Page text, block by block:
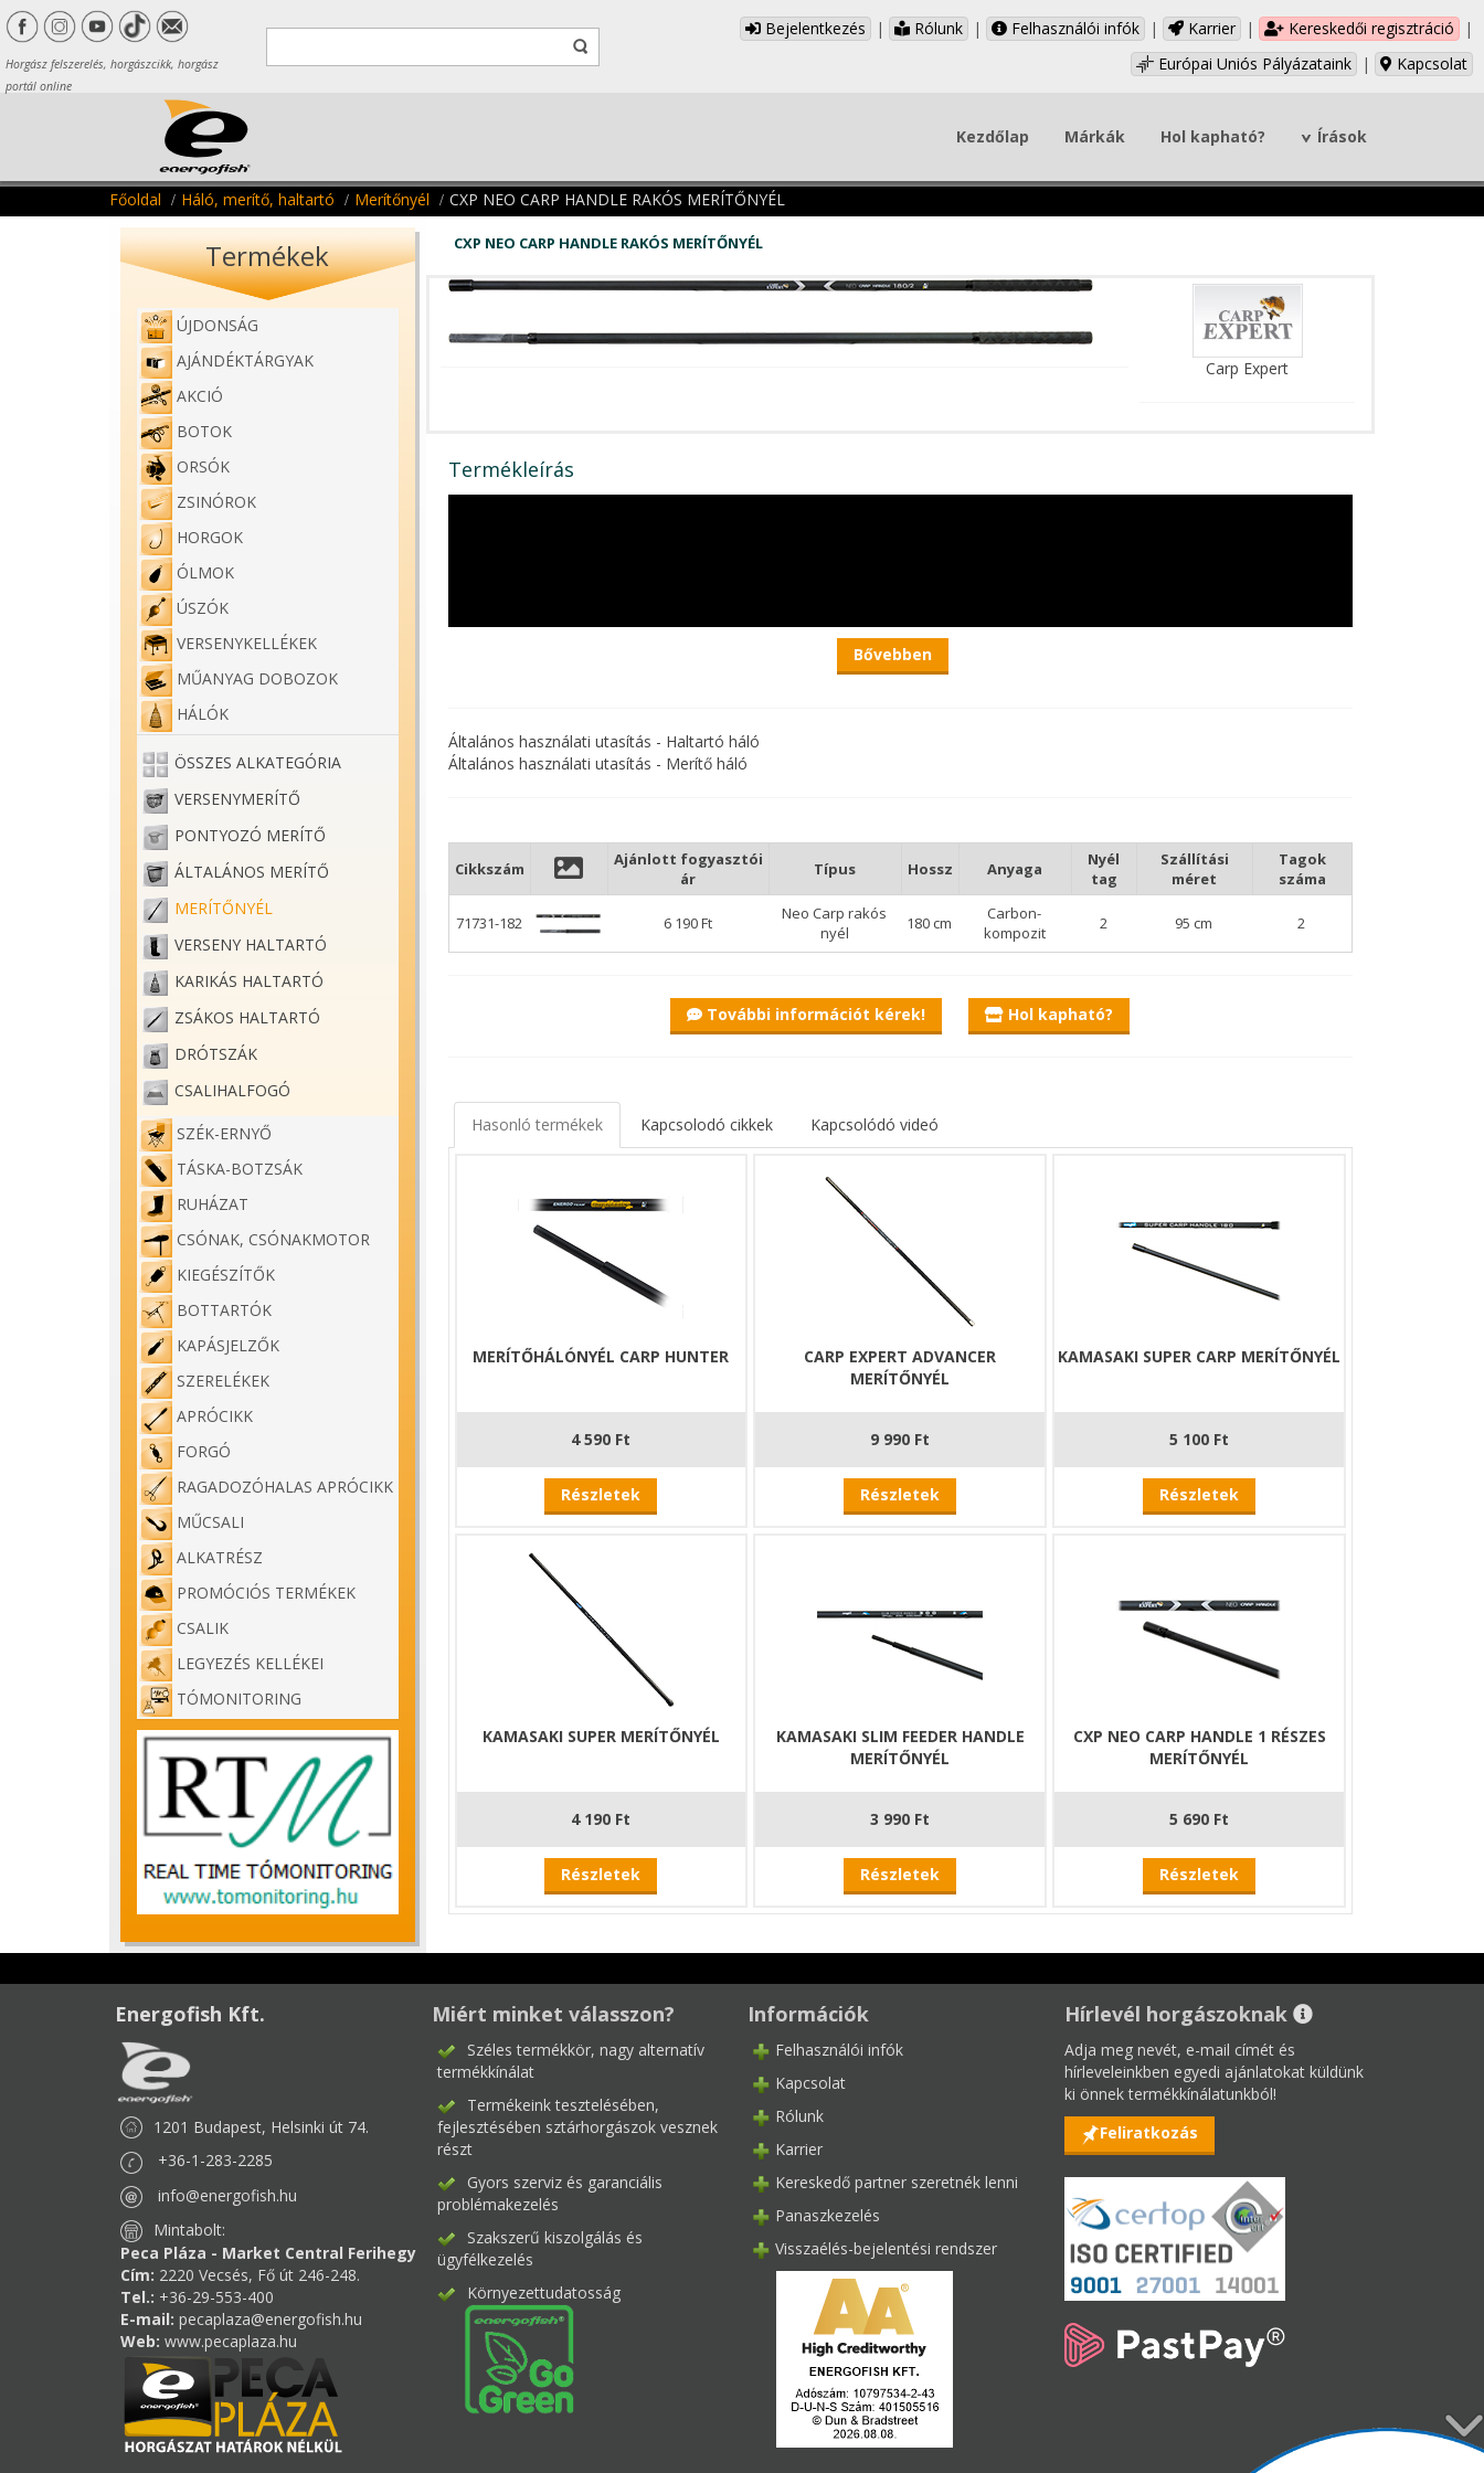
Horgász felszerelés, horgászcikk, horgász
portál online
Bejelentkezés | Rólunk | Felhasználói infók | Karrier | Kereskedői regisztráció
|
Európai Uniós Pályázataink
| Kapcsolat
Kezdőlap Márkák Hol kapható? Írások
Főoldal Háló, merítő, haltartó Merítőnyél CXP NEO CARP HANDLE RAKÓS MERÍTŐNYÉL
Termékek
ÚJDONSÁG
AJÁNDÉKTÁRGYAK
AKCIÓ
BOTOK
ORSÓK
ZSINÓROK
HORGOK
ÓLMOK
ÚSZÓK
VERSENYKELLÉKEK
MŰANYAG DOBOZOK
HÁLÓK
ÖSSZES ALKATEGÓRIA
VERSENYMERÍTŐ
PONTYOZÓ MERÍTŐ
ÁLTALÁNOS MERÍTŐ
MERÍTŐNYÉL
VERSENY HALTARTÓ
KARIKÁS HALTARTÓ
ZSÁKOS HALTARTÓ
DRÓTSZÁK
CSALIHALFOGÓ
SZÉK-ERNYŐ
TÁSKA-BOTZSÁK
RUHÁZAT
CSÓNAK, CSÓNAKMOTOR
KIEGÉSZÍTŐK
BOTTARTÓK
KAPÁSJELZŐK
SZERELÉKEK
APRÓCIKK
FORGÓ
RAGADOZÓHALAS APRÓCIKK
MŰCSALI
ALKATRÉSZ
PROMÓCIÓS TERMÉKEK
CSALIK
LEGYEZÉS KELLÉKEI
TÓMONITORING
CXP NEO CARP HANDLE RAKÓS MERÍTŐNYÉL
Carp Expert
Termékleírás
Ha valaki használt már rakós merítőnyelet, az tudja, hogy azonos átmérő mellett sokkal merevebb egy teleszkópos nyélhez
halat, akkor nem fog a nagy ellenállástól meghajolni a nyél és elmenekülni a hal, hanem sikeresen partra segíthetjük.
A rakós nyél további előnye, hogy nem kell teljes hosszban használni. Például egy csónakban horgászva kevés hely áll
rendelkezésünkre, így csak kihúzunk belőle egy tagot és máris kényelmesen meríthetünk.
A tagok végei erősítve vannak, így a nyél nélkül használva sem tudjuk összeroppantani a kezünkben lévő részt.
A Carbon alapanyag nagyon erőssé, ám mégis könnyűvé teszi. A menetes vége minden merítőfejjel passzol! Ráadásul a
ragasztás mellett egy plusz csavar is rögzíti a taghoz, ami meggátolja a kicsúszást.
Bővebben
Általános használati utasítás - Haltartó háló
Általános használati utasítás - Merítő háló
Cikkszám
Ajánlott fogyasztói
ár
Típus Hossz Anyaga
Nyél
tag
Szállítási
méret
Tagok
száma
71731-182 6 190 Ft
Neo Carp rakós
nyél
180 cm
Carbon-
kompozit
2 95 cm 2
További információt kérek! Hol kapható?
Hasonló termékek Kapcsolodó cikkek Kapcsolódó videó
MERÍTŐHÁLÓNYÉL CARP HUNTER
4 590 Ft
Részletek
CARP EXPERT ADVANCER
MERÍTŐNYÉL
9 990 Ft
Részletek
KAMASAKI SUPER CARP MERÍTŐNYÉL
5 100 Ft
Részletek
KAMASAKI SUPER MERÍTŐNYÉL
4 190 Ft
Részletek
KAMASAKI SLIM FEEDER HANDLE
MERÍTŐNYÉL
3 990 Ft
Részletek
CXP NEO CARP HANDLE 1 RÉSZES
MERÍTŐNYÉL
5 690 Ft
Részletek
Energofish Kft.
1201 Budapest, Helsinki út 74.
+36-1-283-2285
info@energofish.hu
Mintabolt:
Peca Pláza - Market Central Ferihegy
Cím: 2220 Vecsés, Fő út 246-248.
Tel.: +36-29-553-400
E-mail: pecaplaza@energofish.hu
Web: www.pecaplaza.hu
Miért minket válasszon?
Széles termékkör, nagy alternatív
termékkínálat
Termékeink tesztelésében,
fejlesztésében sztárhorgászok vesznek
részt
Gyors szerviz és garanciális
problémakezelés
Szakszerű kiszolgálás és
ügyfélkezelés
Környezettudatosság
Információk
Felhasználói infók
Kapcsolat
Rólunk
Karrier
Kereskedő partner szeretnék lenni
Panaszkezelés
Visszaélés-bejelentési rendszer
Hírlevél horgászoknak
Adja meg nevét, e-mail címét és
hírleveleinkben egyedi ajánlatokat küldünk
ki önnek termékkínálatunkból!
Feliratkozás